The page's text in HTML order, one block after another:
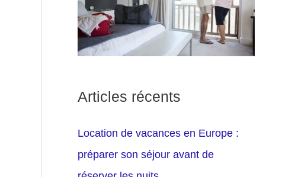
Articles récents
Location de vacances en Europe :
préparer son séjour avant de